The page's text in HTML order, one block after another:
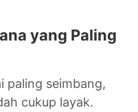
yang Paling
paling seimbang,
cukup layak.